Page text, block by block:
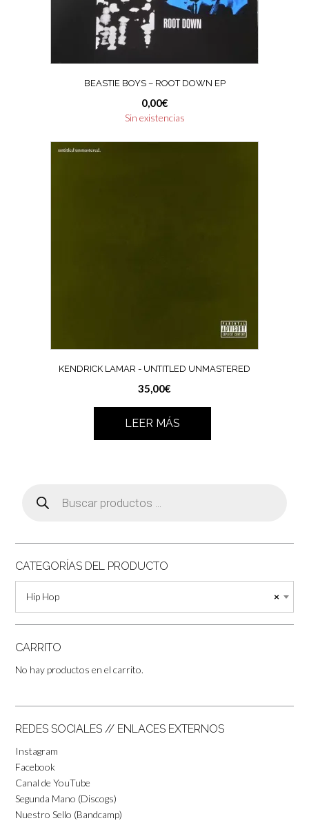
BEASTIE BOYS ‎– ROOT DOWN EP
0,00€
Sin existencias
KENDRICK LAMAR ‎- UNTITLED UNMASTERED
35,00€
LEER MÁS
productos
CATEGORÍAS DEL PRODUCTO
×
Hip Hop
CARRITO
No hay productos en el carrito.
REDES SOCIALES // ENLACES EXTERNOS
Instagram
Facebook
Canal de YouTube
Segunda Mano (Discogs)
Nuestro Sello (Bandcamp)